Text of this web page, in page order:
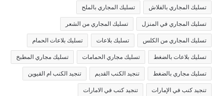
تسليك المجاري بالفلاش تسليك المجاري بالملح
تسليك المجاري في المنزل تسليك المجاري من الشعر
تسليك المجاري من الكلس تسليك بلاعات تسليك بلاعات الحمام
تسليك بلاعات بالضغط تسليك مجاري الحمامات تسليك مجاري المطبخ
تسليك مجاري بالضغط تنجيد الكنب القديم تنجيد الكنب ام القيوين
تنجيد كنب في الإمارات تنجيد كنب في الامارات